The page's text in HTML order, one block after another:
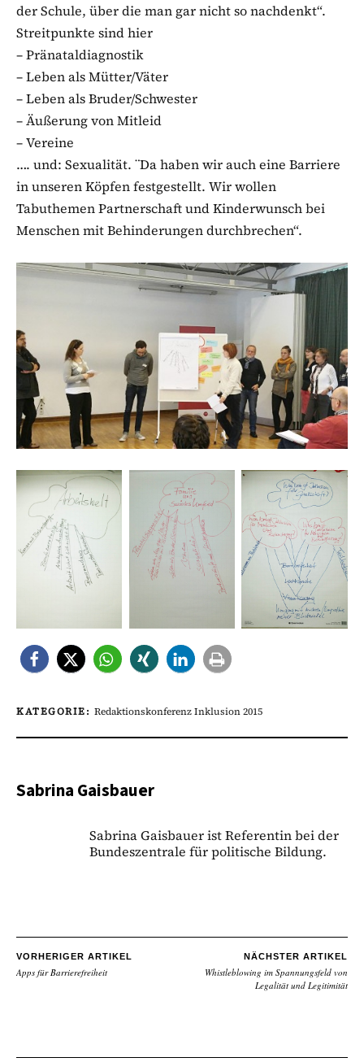
der Schule, über die man gar nicht so nachdenkt“.
Streitpunkte sind hier
– Pränataldiagnostik
– Leben als Mütter/Väter
– Leben als Bruder/Schwester
– Äußerung von Mitleid
– Vereine
…. und: Sexualität. ¨Da haben wir auch eine Barriere
in unseren Köpfen festgestellt. Wir wollen
Tabuthemen Partnerschaft und Kinderwunsch bei
Menschen mit Behinderungen durchbrechen“.
KATEGORIE: Redaktionskonferenz Inklusion 2015
Sabrina Gaisbauer
Sabrina Gaisbauer ist Referentin bei der
Bundeszentrale für politische Bildung.
VORHERIGER ARTIKEL
Apps für Barrierefreiheit
NÄCHSTER ARTIKEL
Whistleblowing im Spannungsfeld von
Legalität und Legitimität